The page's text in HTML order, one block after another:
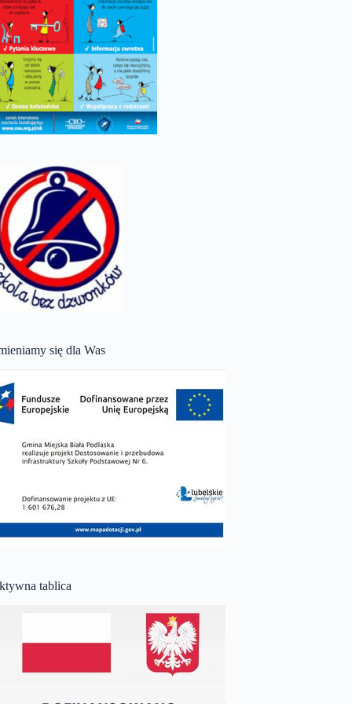
się dla Was
tablica